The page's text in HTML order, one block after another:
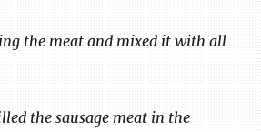
the meat and mixed it with all
the sausage meat in the